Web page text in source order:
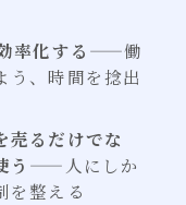
率化する ——働
う、時間を捻出
売るだけでな
う ——人にしか
を整える